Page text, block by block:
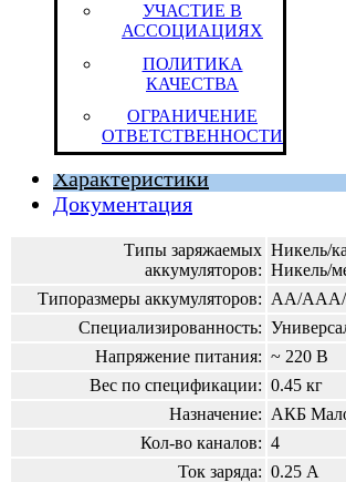
УЧАСТИЕ В
АССОЦИАЦИЯХ
ПОЛИТИКА
КАЧЕСТВА
ОГРАНИЧЕНИЕ
ОТВЕТСТВЕННОСТИ
Китайская Народная Республика
Штука (ОКЕИ:796)
Характеристики
Документация
Типы заряжаемых
аккумуляторов:
Никель/
Никель/
Типоразмеры аккумуляторов: AA/
Специализированность:
Напряжение питания: ~ 220 В
Вес по спецификации: 0.45 кг
Назначение: АКБ
Кол-во каналов: 4
Ток заряда: 0.25 А